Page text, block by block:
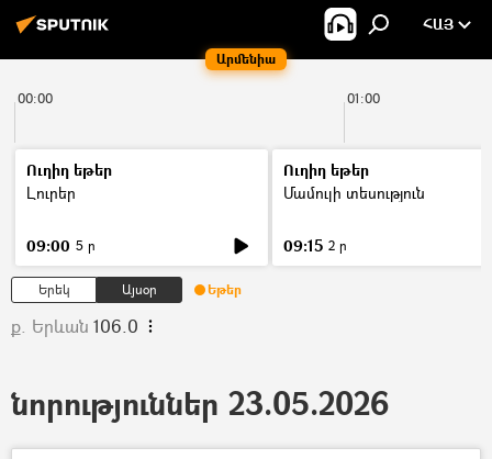
Արմենիա
ՀԱՅ
00:00 01:00
Ուղիղ եթեր
Լուրեր
09:00 5 ր
Ուղիղ եթեր
Մամուլի տեսություն
09:15 2 ր
Երեկ Այսօր Եթեր
ք. Երևան 106.0
նորություններ 23.05.2026